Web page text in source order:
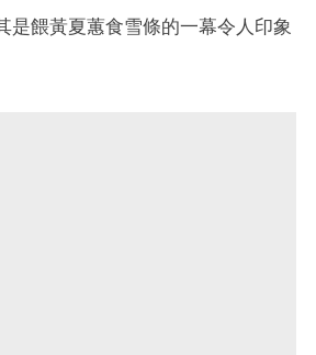
是餵黃夏蕙食雪條的一幕令人印象